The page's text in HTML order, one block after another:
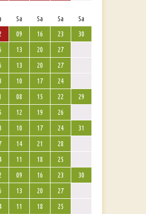
Sa Sa Sa
Sa
09 16 23
30
13 20
27
13 20
27
10 17
24
08 15 22
29
12 19
26
10 17 24
31
14 21
28
11 18
25
09 16 23
30
13 20
27
11 18 25